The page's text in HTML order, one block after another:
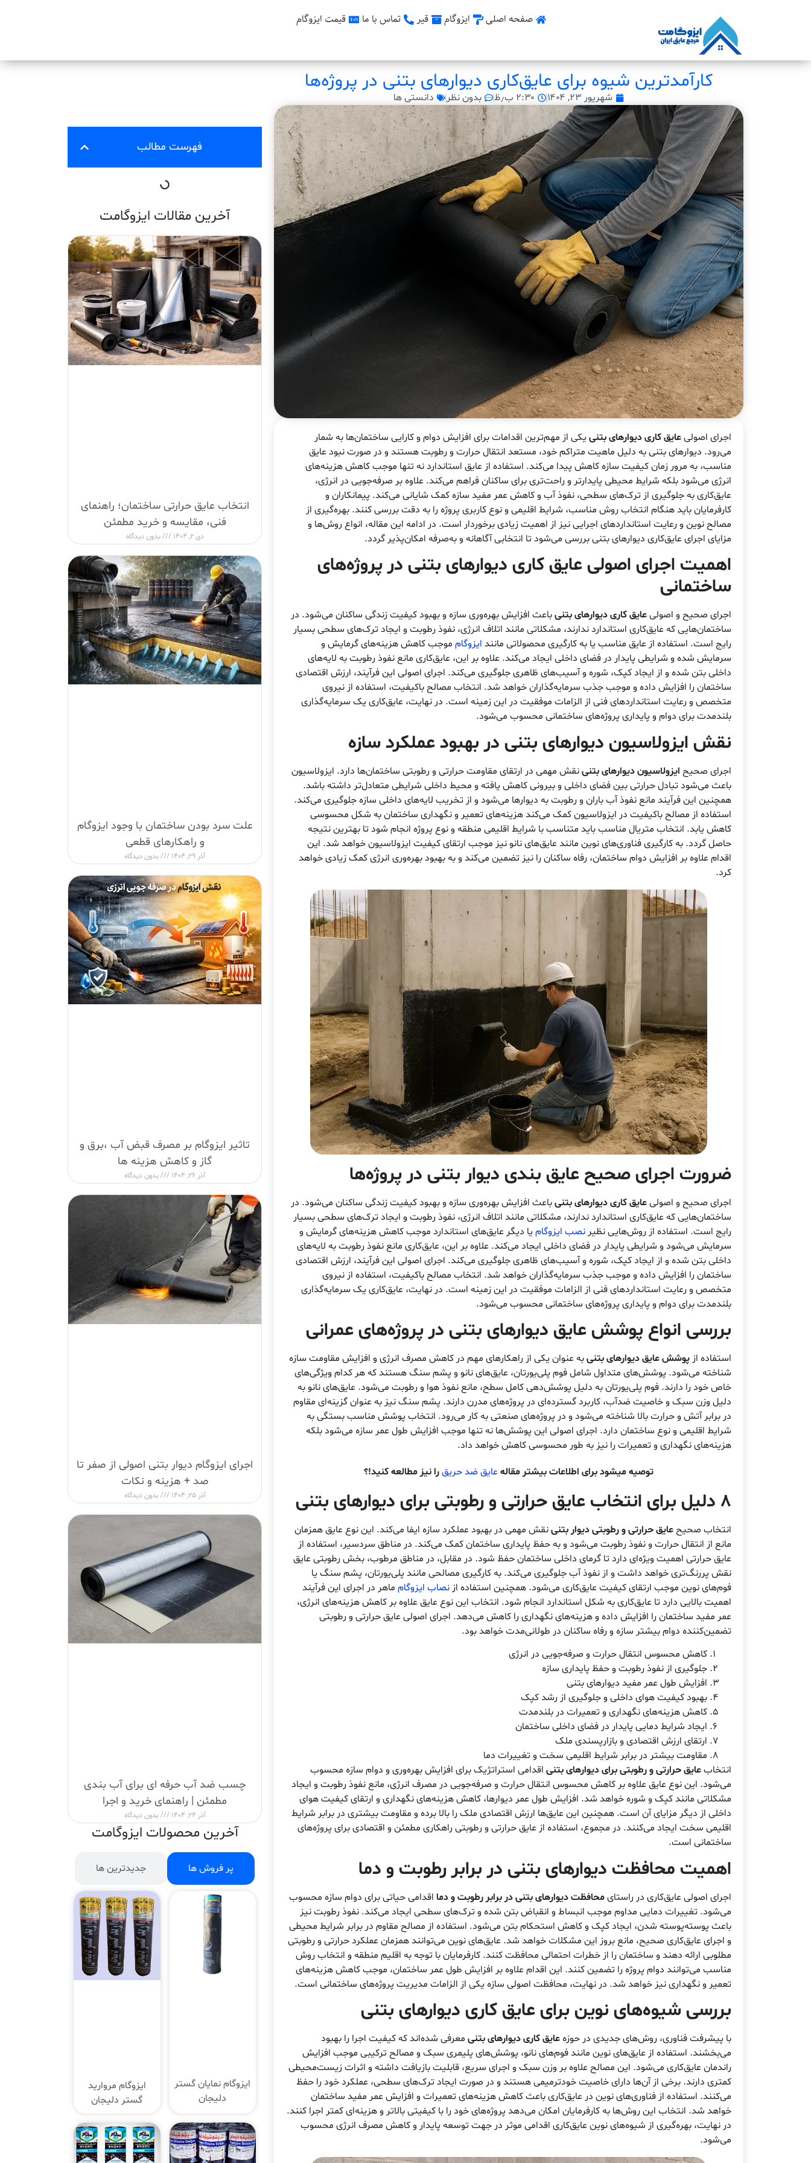
صفحه اصلی ایزوگام قیر تماس با ما قیمت ایزوگام
کارآمدترین شیوه برای عایق‌کاری دیوارهای بتنی در پروژه‌ها
شهریور ۲۳, ۱۴۰۴ ۲:۳۰ ب٫ظ بدون نظر دانستی ها
اجرای اصولیعایق کاری دیوارهای بتنی یکی از مهم‌ترین اقدامات برای افزایش دوام و کارایی ساختمان‌ها به شمار
می‌رود. دیوارهای بتنی به دلیل ماهیت متراکم خود، مستعد انتقال حرارت و رطوبت هستند و در صورت نبود عایق
مناسب، به مرور زمان کیفیت سازه کاهش پیدا می‌کند. استفاده از عایق استاندارد نه تنها موجب کاهش هزینه‌های
انرژی می‌شود بلکه شرایط محیطی پایدارتر و راحت‌تری برای ساکنان فراهم می‌کند. علاوه بر صرفه‌جویی در انرژی،
عایق‌کاری به جلوگیری از ترک‌های سطحی، نفوذ آب و کاهش عمر مفید سازه کمک شایانی می‌کند. پیمانکاران و
کارفرمایان باید هنگام انتخاب روش مناسب، شرایط اقلیمی و نوع کاربری پروژه را به دقت بررسی کنند. بهره‌گیری از
مصالح نوین و رعایت استانداردهای اجرایی نیز از اهمیت زیادی برخوردار است. در ادامه این مقاله، انواع روش‌ها و
مزایای اجرای عایق‌کاری دیوارهای بتنی بررسی می‌شود تا انتخابی آگاهانه و به‌صرفه امکان‌پذیر گردد.
اهمیت اجرای اصولی عایق کاری دیوارهای بتنی در پروژه‌های
ساختمانی
اجرای صحیح و اصولیعایق کاری دیوارهای بتنیباعث افزایش بهره‌وری سازه و بهبود کیفیت زندگی ساکنان می‌شود. در
ساختمان‌هایی که عایق‌کاری استاندارد ندارند، مشکلاتی مانند اتلاف انرژی، نفوذ رطوبت و ایجاد ترک‌های سطحی بسیار
رایج است. استفاده از عایق مناسب یا به کارگیری محصولاتی مانند ایزوگام موجب کاهش هزینه‌های گرمایش و
سرمایش شده و شرایطی پایدار در فضای داخلی ایجاد می‌کند. علاوه بر این، عایق‌کاری مانع نفوذ رطوبت به لایه‌های
داخلی بتن شده و از ایجاد کپک، شوره و آسیب‌های ظاهری جلوگیری می‌کند. اجرای اصولی این فرآیند، ارزش اقتصادی
ساختمان را افزایش داده و موجب جذب سرمایه‌گذاران خواهد شد. انتخاب مصالح باکیفیت، استفاده از نیروی
متخصص و رعایت استانداردهای فنی از الزامات موفقیت در این زمینه است. در نهایت، عایق‌کاری یک سرمایه‌گذاری
بلندمدت برای دوام و پایداری پروژه‌های ساختمانی محسوب می‌شود.
نقش ایزولاسیون دیوارهای بتنی در بهبود عملکرد سازه
اجرای صحیح ایزولاسیون دیوارهای بتنینقش مهمی در ارتقای مقاومت حرارتی و رطوبتی ساختمان‌ها دارد. ایزولاسیون
باعث می‌شود تبادل حرارتی بین فضای داخلی و بیرونی کاهش یافته و محیط داخلی شرایطی متعادل‌تر داشته باشد.
همچنین این فرآیند مانع نفوذ آب باران و رطوبت به دیوارها می‌شود و از تخریب لایه‌های داخلی سازه جلوگیری می‌کند.
استفاده از مصالح باکیفیت در ایزولاسیون کمک می‌کند هزینه‌های تعمیر و نگهداری ساختمان به شکل محسوسی
کاهش یابد. انتخاب متریال مناسب باید متناسب با شرایط اقلیمی منطقه و نوع پروژه انجام شود تا بهترین نتیجه
حاصل گردد. به کارگیری فناوری‌های نوین مانند عایق‌های نانو نیز موجب ارتقای کیفیت ایزولاسیون خواهد شد. این
اقدام علاوه بر افزایش دوام ساختمان، رفاه ساکنان را نیز تضمین می‌کند و به بهبود بهره‌وری انرژی کمک زیادی خواهد
کرد.
ضرورت اجرای صحیح عایق بندی دیوار بتنی در پروژه‌ها
اجرای صحیح و اصولیعایق کاری دیوارهای بتنیباعث افزایش بهره‌وری سازه و بهبود کیفیت زندگی ساکنان می‌شود. در
ساختمان‌هایی که عایق‌کاری استاندارد ندارند، مشکلاتی مانند اتلاف انرژی، نفوذ رطوبت و ایجاد ترک‌های سطحی بسیار
رایج است. استفاده از روش‌هایی نظیر نصب ایزوگام یا دیگر عایق‌های استاندارد موجب کاهش هزینه‌های گرمایش و
سرمایش می‌شود و شرایطی پایدار در فضای داخلی ایجاد می‌کند. علاوه بر این، عایق‌کاری مانع نفوذ رطوبت به لایه‌های
داخلی بتن شده و از ایجاد کپک، شوره و آسیب‌های ظاهری جلوگیری می‌کند. اجرای اصولی این فرآیند، ارزش اقتصادی
ساختمان را افزایش داده و موجب جذب سرمایه‌گذاران خواهد شد. انتخاب مصالح باکیفیت، استفاده از نیروی
متخصص و رعایت استانداردهای فنی از الزامات موفقیت در این زمینه است. در نهایت، عایق‌کاری یک سرمایه‌گذاری
بلندمدت برای دوام و پایداری پروژه‌های ساختمانی محسوب می‌شود.
بررسی انواع پوشش عایق دیوارهای بتنی در پروژه‌های عمرانی
استفاده از پوشش عایق دیوارهای بتنیبه عنوان یکی از راهکارهای مهم در کاهش مصرف انرژی و افزایش مقاومت سازه
شناخته می‌شود. پوشش‌های متداول شامل فوم پلی‌یورتان، عایق‌های نانو و پشم سنگ هستند که هر کدام ویژگی‌های
خاص خود را دارند. فوم پلی‌یورتان به دلیل پوشش‌دهی کامل سطح، مانع نفوذ هوا و رطوبت می‌شود. عایق‌های نانو به
دلیل وزن سبک و خاصیت ضدآب، کاربرد گسترده‌ای در پروژه‌های مدرن دارند. پشم سنگ نیز به عنوان گزینه‌ای مقاوم
در برابر آتش و حرارت بالا شناخته می‌شود و در پروژه‌های صنعتی به کار می‌رود. انتخاب پوشش مناسب بستگی به
شرایط اقلیمی و نوع ساختمان دارد. اجرای اصولی این پوشش‌ها نه تنها موجب افزایش طول عمر سازه می‌شود بلکه
هزینه‌های نگهداری و تعمیرات را نیز به طور محسوسی کاهش خواهد داد.
توصیه میشود برای اطلاعات بیشتر مقالهعایق ضد حریقرا نیز مطالعه کنید!؟
8 دلیل برای انتخاب عایق حرارتی و رطوبتی برای دیوارهای بتنی
انتخاب صحیحعایق حرارتی و رطوبتی دیوار بتنینقش مهمی در بهبود عملکرد سازه ایفا می‌کند. این نوع عایق همزمان
مانع از انتقال حرارت و نفوذ رطوبت می‌شود و به حفظ پایداری ساختمان کمک می‌کند. در مناطق سردسیر، استفاده از
عایق حرارتی اهمیت ویژه‌ای دارد تا گرمای داخلی ساختمان حفظ شود. در مقابل، در مناطق مرطوب، بخش رطوبتی عایق
نقش پررنگ‌تری خواهد داشت و از نفوذ آب جلوگیری می‌کند. به کارگیری مصالحی مانند پلی‌یورتان، پشم سنگ یا
فوم‌های نوین موجب ارتقای کیفیت عایق‌کاری می‌شود. همچنین استفاده از نصاب ایزوگام ماهر در اجرای این فرآیند
اهمیت بالایی دارد تا عایق‌کاری به شکل استاندارد انجام شود. انتخاب این نوع عایق علاوه بر کاهش هزینه‌های انرژی،
عمر مفید ساختمان را افزایش داده و هزینه‌های نگهداری را کاهش می‌دهد. اجرای اصولی عایق حرارتی و رطوبتی
تضمین‌کننده دوام بیشتر سازه و رفاه ساکنان در طولانی‌مدت خواهد بود.
کاهش محسوس انتقال حرارت و صرفه‌جویی در انرژی
جلوگیری از نفوذ رطوبت و حفظ پایداری سازه
افزایش طول عمر مفید دیوارهای بتنی
بهبود کیفیت هوای داخلی و جلوگیری از رشد کپک
کاهش هزینه‌های نگهداری و تعمیرات در بلندمدت
ایجاد شرایط دمایی پایدار در فضای داخلی ساختمان
ارتقای ارزش اقتصادی و بازارپسندی ملک
مقاومت بیشتر در برابر شرایط اقلیمی سخت و تغییرات دما
انتخابعایق حرارتی و رطوبتی برای دیوارهای بتنی اقدامی استراتژیک برای افزایش بهره‌وری و دوام سازه محسوب
می‌شود. این نوع عایق علاوه بر کاهش محسوس انتقال حرارت و صرفه‌جویی در مصرف انرژی، مانع نفوذ رطوبت و ایجاد
مشکلاتی مانند کپک و شوره خواهد شد. افزایش طول عمر دیوارها، کاهش هزینه‌های نگهداری و ارتقای کیفیت هوای
داخلی از دیگر مزایای آن است. همچنین این عایق‌ها ارزش اقتصادی ملک را بالا برده و مقاومت بیشتری در برابر شرایط
اقلیمی سخت ایجاد می‌کنند. در مجموع، استفاده از عایق حرارتی و رطوبتی راهکاری مطمئن و اقتصادی برای پروژه‌های
ساختمانی است.
اهمیت محافظت دیوارهای بتنی در برابر رطوبت و دما
اجرای اصولی عایق‌کاری در راستایمحافظت دیوارهای بتنی در برابر رطوبت و دما اقدامی حیاتی برای دوام سازه محسوب
می‌شود. تغییرات دمایی مداوم موجب انبساط و انقباض بتن شده و ترک‌های سطحی ایجاد می‌کند. نفوذ رطوبت نیز
باعث پوسته‌پوسته شدن، ایجاد کپک و کاهش استحکام بتن می‌شود. استفاده از مصالح مقاوم در برابر شرایط محیطی
و اجرای عایق‌کاری صحیح، مانع بروز این مشکلات خواهد شد. عایق‌های نوین می‌توانند همزمان عملکرد حرارتی و رطوبتی
مطلوبی ارائه دهند و ساختمان را از خطرات احتمالی محافظت کنند. کارفرمایان با توجه به اقلیم منطقه و انتخاب روش
مناسب می‌توانند دوام پروژه را تضمین کنند. این اقدام علاوه بر افزایش طول عمر ساختمان، موجب کاهش هزینه‌های
تعمیر و نگهداری نیز خواهد شد. در نهایت، محافظت اصولی سازه یکی از الزامات مدیریت پروژه‌های ساختمانی است.
بررسی شیوه‌های نوین برای عایق کاری دیوارهای بتنی
با پیشرفت فناوری، روش‌های جدیدی در حوزهعایق کاری دیوارهای بتنی معرفی شده‌اند که کیفیت اجرا را بهبود
می‌بخشند. استفاده از عایق‌های نوین مانند فوم‌های نانو، پوشش‌های پلیمری سبک و مصالح ترکیبی موجب افزایش
راندمان عایق‌کاری می‌شود. این مصالح علاوه بر وزن سبک و اجرای سریع، قابلیت بازیافت داشته و اثرات زیست‌محیطی
کمتری دارند. برخی از آن‌ها دارای خاصیت خودترمیمی هستند و در صورت ایجاد ترک‌های سطحی، عملکرد خود را حفظ
می‌کنند. استفاده از فناوری‌های نوین در عایق‌کاری باعث کاهش هزینه‌های تعمیرات و افزایش عمر مفید ساختمان
خواهد شد. انتخاب این روش‌ها به کارفرمایان امکان می‌دهد پروژه‌های خود را با کیفیتی بالاتر و هزینه‌ای کمتر اجرا کنند.
در نهایت، بهره‌گیری از شیوه‌های نوین عایق‌کاری اقدامی موثر در جهت توسعه پایدار و کاهش مصرف انرژی محسوب
می‌شود.
فهرست مطالب
آخرین مقالات ایزوگامت
انتخاب عایق حرارتی ساختمان؛ راهنمای
فنی، مقایسه و خرید مطمئن
دی 2, 1404 بدون دیدگاه
علت سرد بودن ساختمان با وجود ایزوگام
و راهکارهای قطعی
آذر 29, 1404 بدون دیدگاه
تاثیر ایزوگام بر مصرف قبض آب ،برق و
گاز و کاهش هزینه ها
آذر 26, 1404 بدون دیدگاه
اجرای ایزوگام دیوار بتنی اصولی از صفر تا
صد + هزینه و نکات
آذر 25, 1404 بدون دیدگاه
چسب ضد آب حرفه ای برای آب بندی
مطمئن | راهنمای خرید و اجرا
آذر 24, 1404 بدون دیدگاه
آخرین محصولات ایزوگامت
پر فروش ها جدیدترین ها
ایزوگام نمایان گستر
دلیجان
ایزوگام مروارید
گستر دلیجان